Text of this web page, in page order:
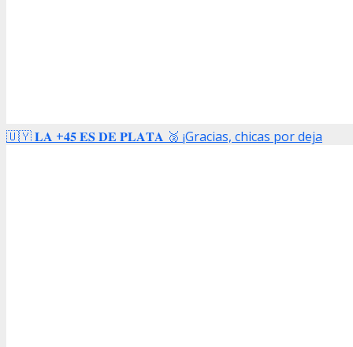
🇺🇾 𝐋𝐀 +𝟒𝟓 𝐄𝐒 𝐃𝐄 𝐏𝐋𝐀𝐓𝐀 🥈 ¡Gracias, chicas por deja